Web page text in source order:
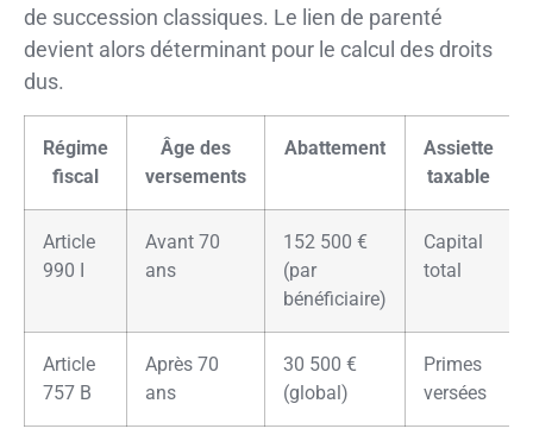
de succession classiques. Le lien de parenté
devient alors déterminant pour le calcul des droits
dus.
Régime
fiscal
Âge des
versements
Abattement
Assiette
taxable
Article
990 I
Avant 70
ans
152 500 €
(par
bénéficiaire)
Capital
total
Article
757 B
Après 70
ans
30 500 €
(global)
Primes
versées